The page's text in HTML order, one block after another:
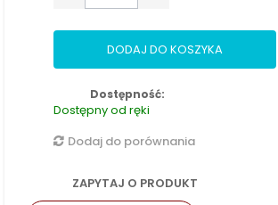
DODAJ DO KOSZYKA
Dostępność:
Dostępny od ręki
Dodaj do porównania
ZAPYTAJ O PRODUKT